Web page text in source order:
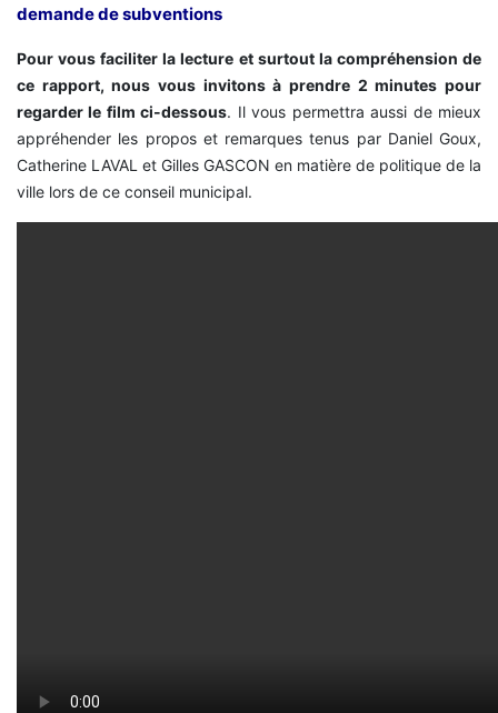
demande de subventions
Pour vous faciliter la lecture et surtout la compréhension de
ce rapport, nous vous invitons à prendre 2 minutes pour
regarder le film ci-dessous. Il vous permettra aussi de mieux
appréhender les propos et remarques tenus par Daniel Goux,
Catherine LAVAL et Gilles GASCON en matière de politique de la
ville lors de ce conseil municipal.